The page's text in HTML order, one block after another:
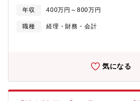
は、以下の業務をご担当いただきます。今
業務改善等にも携わっていただきたいと考
きく活躍いただけるポジションです。■日
■出納業務■内部統制や業務フローの構築■
員1名の方とともにご担当いただきます。
いる背景もあり、より一層の体制強化を行
年収 400万円～800万円
職種
経理・財務・会計
気になる